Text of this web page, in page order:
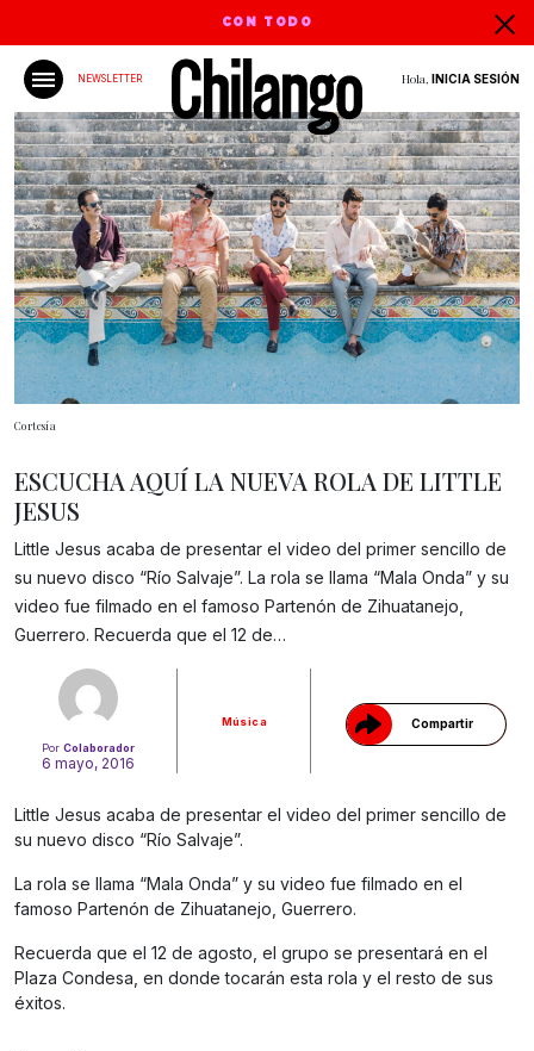
CON TODO
NEWSLETTER Hola, INICIA SESIÓN
Cortesía
PorColaborador
6 mayo, 2016
Música Compartir
Gracias!
ESCUCHA AQUÍ LA NUEVA ROLA DE LITTLE
JESUS
Little Jesus acaba de presentar el video del primer sencillo de
su nuevo disco “Río Salvaje”. La rola se llama “Mala Onda” y su
video fue filmado en el famoso Partenón de Zihuatanejo,
Guerrero. Recuerda que el 12 de…
Little Jesus acaba de presentar el video del primer sencillo de
su nuevo disco “Río Salvaje”.
La rola se llama “Mala Onda” y su video fue filmado en el
famoso Partenón de Zihuatanejo, Guerrero.
Recuerda que el 12 de agosto, el grupo se presentará en el
Plaza Condesa, en donde tocarán esta rola y el resto de sus
éxitos.